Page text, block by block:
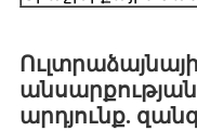
արդյունք.